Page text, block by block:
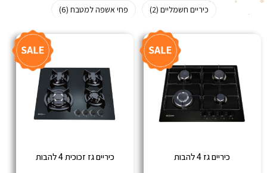
כיריים חשמליים (2) פחי אשפה למטבח (6)
כיריים גז 4 להבות כיריים גז זכוכית 4 להבות